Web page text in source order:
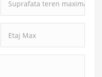
teren
maxima: